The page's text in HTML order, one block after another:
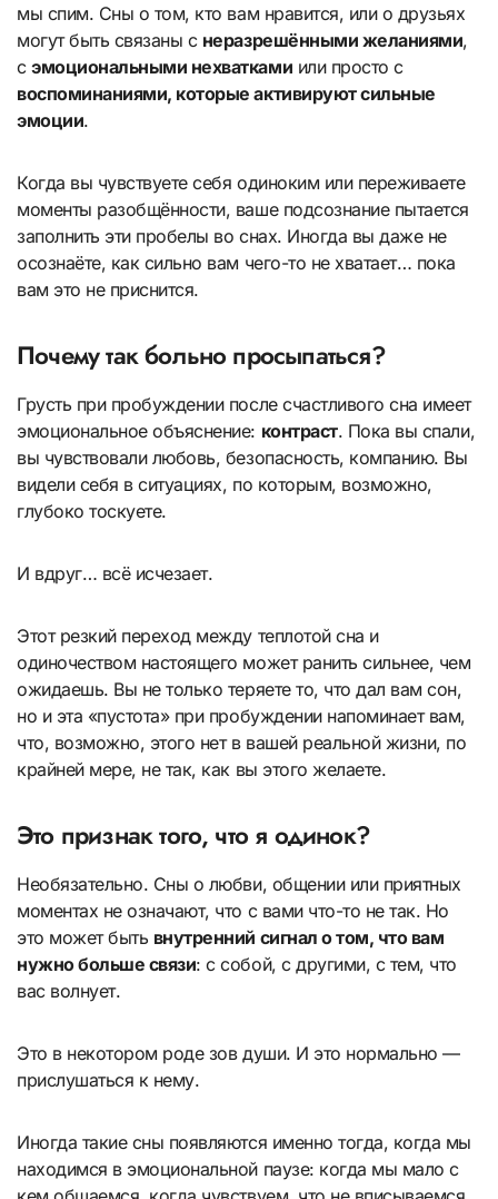
мы спим. Сны о том, кто вам нравится, или о друзьях
могут быть связаны с неразрешёнными желаниями,
сэмоциональными нехватками или просто с
воспоминаниями, которые активируют сильные
эмоции.
Когда вы чувствуете себя одиноким или переживаете
моменты разобщённости, ваше подсознание пытается
заполнить эти пробелы во снах. Иногда вы даже не
осознаёте, как сильно вам чего-то не хватает… пока
вам это не приснится.
Почему так больно просыпаться?
Грусть при пробуждении после счастливого сна имеет
эмоциональное объяснение: контраст. Пока вы спали,
вы чувствовали любовь, безопасность, компанию. Вы
видели себя в ситуациях, по которым, возможно,
глубоко тоскуете.
И вдруг… всё исчезает.
Этот резкий переход между теплотой сна и
одиночеством настоящего может ранить сильнее, чем
ожидаешь. Вы не только теряете то, что дал вам сон,
но и эта «пустота» при пробуждении напоминает вам,
что, возможно, этого нет в вашей реальной жизни, по
крайней мере, не так, как вы этого желаете.
Это признак того, что я одинок?
Необязательно. Сны о любви, общении или приятных
моментах не означают, что с вами что-то не так. Но
это может быть внутренний сигнал о том, что вам
нужно больше связи: с собой, с другими, с тем, что
вас волнует.
Это в некотором роде зов души. И это нормально —
прислушаться к нему.
Иногда такие сны появляются именно тогда, когда мы
находимся в эмоциональной паузе: когда мы мало с